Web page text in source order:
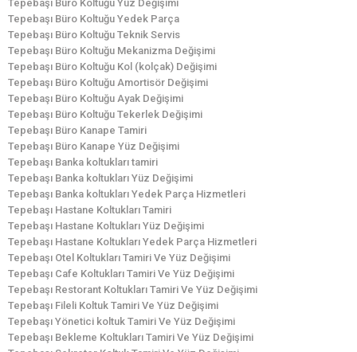
Tepebaşı Büro Koltuğu Yüz Değişimi
Tepebaşı Büro Koltuğu Yedek Parça
Tepebaşı Büro Koltuğu Teknik Servis
Tepebaşı Büro Koltuğu Mekanizma Değişimi
Tepebaşı Büro Koltuğu Kol (kolçak) Değişimi
Tepebaşı Büro Koltuğu Amortisör Değişimi
Tepebaşı Büro Koltuğu Ayak Değişimi
Tepebaşı Büro Koltuğu Tekerlek Değişimi
Tepebaşı Büro Kanape Tamiri
Tepebaşı Büro Kanape Yüz Değişimi
Tepebaşı Banka koltukları tamiri
Tepebaşı Banka koltukları Yüz Değişimi
Tepebaşı Banka koltukları Yedek Parça Hizmetleri
Tepebaşı Hastane Koltukları Tamiri
Tepebaşı Hastane Koltukları Yüz Değişimi
Tepebaşı Hastane Koltukları Yedek Parça Hizmetleri
Tepebaşı Otel Koltukları Tamiri Ve Yüz Değişimi
Tepebaşı Cafe Koltukları Tamiri Ve Yüz Değişimi
Tepebaşı Restorant Koltukları Tamiri Ve Yüz Değişimi
Tepebaşı Fileli Koltuk Tamiri Ve Yüz Değişimi
Tepebaşı Yönetici koltuk Tamiri Ve Yüz Değişimi
Tepebaşı Bekleme Koltukları Tamiri Ve Yüz Değişimi